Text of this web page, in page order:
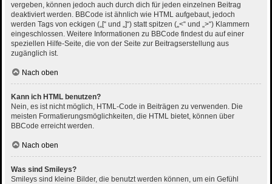
vergeben, können jedoch auch durch dich für jeden einzelnen Beitrag
deaktiviert werden. BBCode ist ähnlich wie HTML aufgebaut, jedoch
werden Tags von eckigen („[“ und „]“) statt spitzen („<“ und „>“) Klammern
eingeschlossen. Weitere Informationen zu BBCode findest du auf einer
speziellen Hilfe-Seite, die von der Seite zur Beitragserstellung aus
zugänglich ist.
Nach oben
Kann ich HTML benutzen?
Nein, es ist nicht möglich, HTML-Code in Beiträgen zu verwenden. Die
meisten Formatierungsmöglichkeiten, die HTML bietet, können über
BBCode erreicht werden.
Nach oben
Was sind Smileys?
Smileys sind kleine Bilder, die benutzt werden können, um ein Gefühl